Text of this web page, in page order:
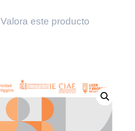
Valora este producto